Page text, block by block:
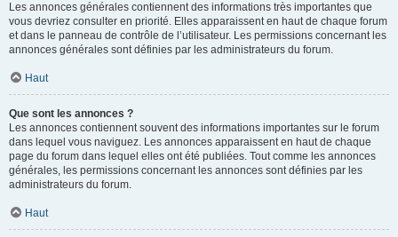
Les annonces générales contiennent des informations très importantes que
vous devriez consulter en priorité. Elles apparaissent en haut de chaque forum
et dans le panneau de contrôle de l’utilisateur. Les permissions concernant les
annonces générales sont définies par les administrateurs du forum.
Haut
Que sont les annonces ?
Les annonces contiennent souvent des informations importantes sur le forum
dans lequel vous naviguez. Les annonces apparaissent en haut de chaque
page du forum dans lequel elles ont été publiées. Tout comme les annonces
générales, les permissions concernant les annonces sont définies par les
administrateurs du forum.
Haut